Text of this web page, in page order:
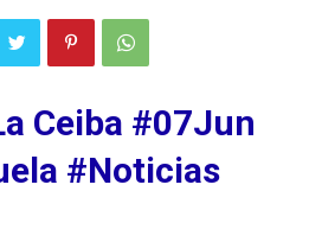
Ceiba #07Jun
#Noticias